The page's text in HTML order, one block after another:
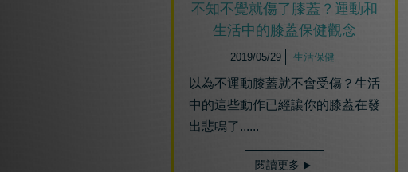
不知不覺就傷了膝蓋？運動和
生活中的膝蓋保健觀念
2019/05/29 生活保健
以為不運動膝蓋就不會受傷？生活
中的這些動作已經讓你的膝蓋在發
出悲鳴了......
閱讀更多